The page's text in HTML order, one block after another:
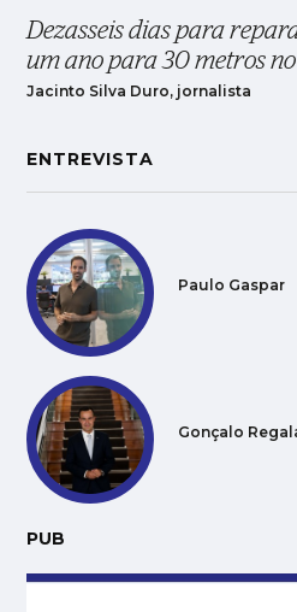
Dezasseis dias para
um ano para 30 metros
Jacinto Silva Duro, jornalista
ENTREVISTA
Paulo Gaspar
Gonçalo
PUB